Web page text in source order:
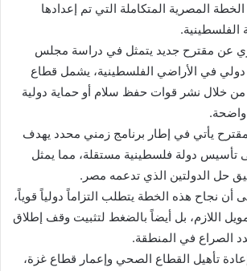
الخطة المصرية المتكاملة التي تم إعدادها
الفلسطينية.
عن مقترح جديد يتمثل في دراسة مجلس
في الأراضي الفلسطينية، يشمل قطاع
من خلال نشر قوات حفظ سلام أو حماية دولية
يأتي في إطار برنامج زمني محدد يهدف
تأسيس دولة فلسطينية مستقلة، مما يمثل
حل الدولتين الذي تدعمه مصر.
أن نجاح هذه الخطة يتطلب التزاماً دولياً قوياً،
اللازم، بل أيضاً بالضغط لتثبيت وقف إطلاق
الصراع في المنطقة.
تأهيل القطاع الصحي وإعمار قطاع غزة،